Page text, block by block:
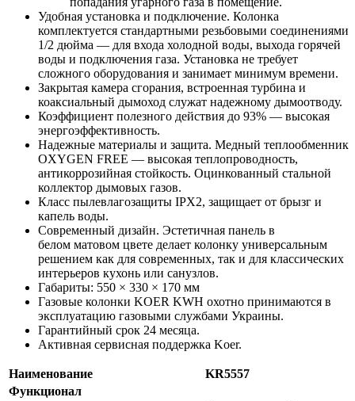
Удобная установка и подключение. Колонка
комплектуется стандартными резьбовыми соединениями
1/2 дюйма — для входа холодной воды, выхода горячей
воды и подключения газа. Установка не требует
сложного оборудования и занимает минимум времени.
Закрытая камера сгорания, встроенная турбина и
коаксиальный дымоход служат надежному дымоотводу.
Коэффициент полезного действия до 93% — высокая
энергоэффективность.
Надежные материалы и защита. Медный теплообменник
OXYGEN FREE — высокая теплопроводность,
антикоррозийная стойкость. Оцинкованный стальной
коллектор дымовых газов.
Класс пылевлагозащиты IPX2, защищает от брызг и
капель воды.
Современный дизайн. Эстетичная панель в
белом матовом цвете делает колонку универсальным
решением как для современных, так и для классических
интерьеров кухонь или санузлов.
Габариты: 550 × 330 × 170 мм
Газовые колонки KOER KWH охотно принимаются в
эксплуатацию газовыми службами Украины.
Гарантийный срок 24 месяца.
Активная сервисная поддержка Koer.
Наименование
KR5557
Функционал